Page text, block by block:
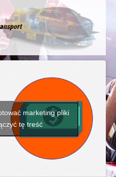
marketing pliki
tę treść